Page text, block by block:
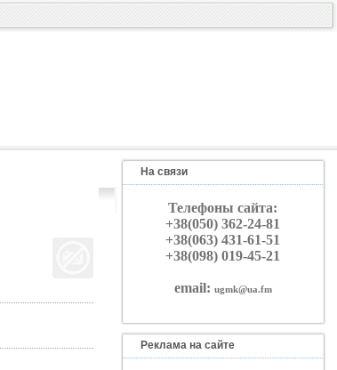
На связи
Телефоны сайта:
+38(050) 362-24-81
+38(063) 431-61-51
+38(098) 019-45-21
email: ugmk@ua.fm
Реклама на сайте